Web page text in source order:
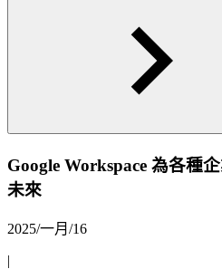
Google Workspace 為各種
未來
2025/一月/16
|